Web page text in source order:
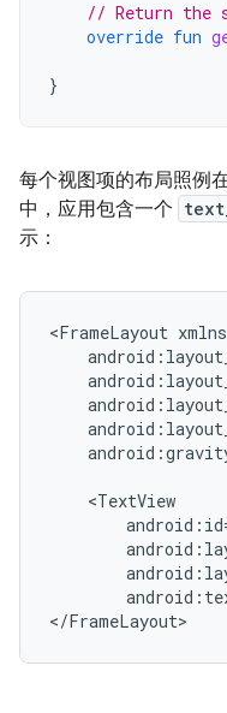
// Return the
override fun
}
每个视图项的布局照例
中，应用包含一个
示：
<FrameLayout